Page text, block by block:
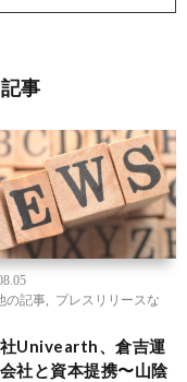
事
の記事
プレスリリースな
Univearth、倉吉運
社と資本提携〜山陰